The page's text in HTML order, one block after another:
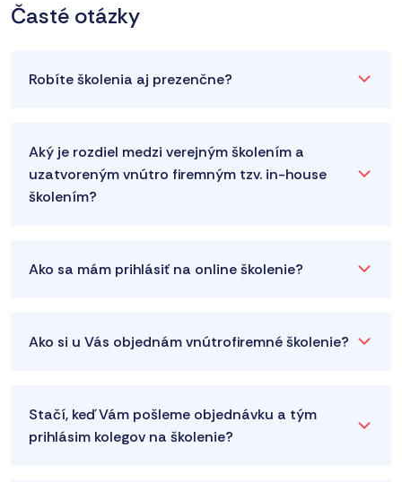
Časté otázky
Robíte školenia aj prezenčne?
Aký je rozdiel medzi verejným školením a
uzatvoreným vnútro firemným tzv. in-house
školením?
Ako sa mám prihlásiť na online školenie?
Ako si u Vás objednám vnútrofiremné školenie?
Stačí, keď Vám pošleme objednávku a tým
prihlásim kolegov na školenie?